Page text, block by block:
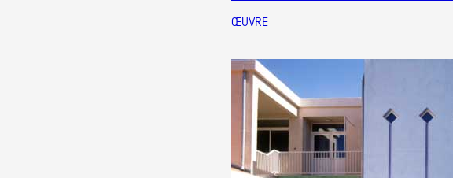
Production vidéo
1% œuvres dans l'espace public
Réseau documents d'artistes
ŒUVRE